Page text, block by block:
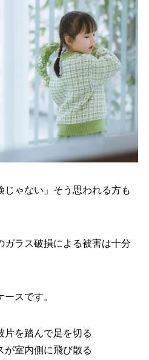
じゃない」そう思われる方も
ガラス破損による被害は十分
スです。
片を踏んで足を切る
が室内側に飛び散る